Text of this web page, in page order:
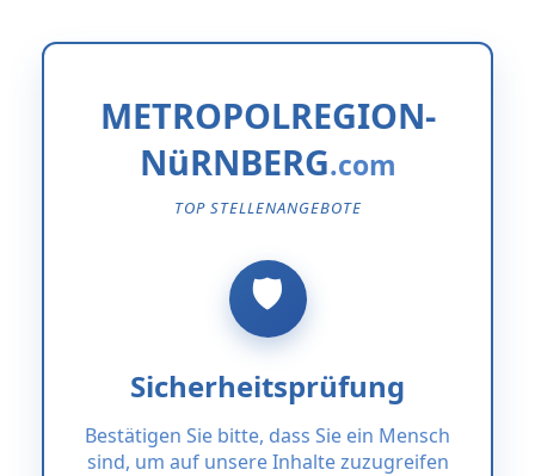
METROPOLREGION-
NüRNBERG
TOP STELLENANGEBOTE
Sicherheitsprüfung
Bestätigen Sie bitte, dass Sie ein Mensch
sind, um auf unsere Inhalte zuzugreifen